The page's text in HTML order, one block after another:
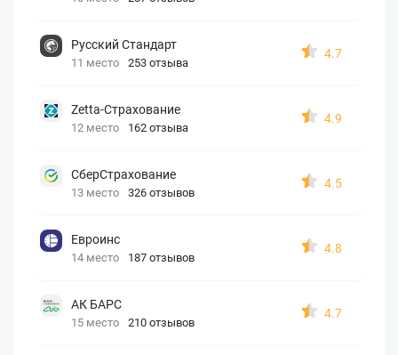
Русский Стандарт
11 место 253 отзыва
4.7
Zetta-Страхование
12 место 162 отзыва
4.9
СберСтрахование
13 место 326 отзывов
4.5
Евроинс
14 место 187 отзывов
4.8
АК БАРС
15 место 210 отзывов
4.7